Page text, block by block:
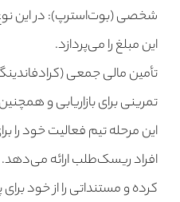
شخصی (بوت‌استرپ):در این
این مبلغ را می‌پردازد.
تأمین مالی جمعی
تمرینی برای بازاریابی و
این مرحله تیم فعالیت خود را
افراد ریسک‌طلب ارائه می‌دهد.
کرده و مستنداتی را از خود